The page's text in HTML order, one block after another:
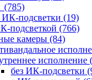
(785)
ИК-подсветки (19)
подсветкой (766)
камеры (84)
исполнение
без ИК-подсветки